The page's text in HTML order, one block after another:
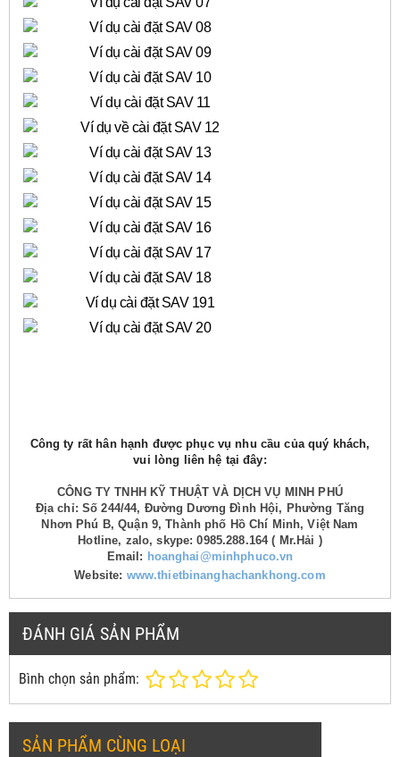
Công ty rất hân hạnh được phục vụ nhu cầu của quý khách,
vui lòng liên hệ tại đây:
CÔNG TY TNHH KỸ THUẬT VÀ DỊCH VỤ MINH PHÚ
Địa chỉ: Số 244/44, Đường Dương Đình Hội, Phường Tăng
Nhơn Phú B, Quận 9, Thành phố Hồ Chí Minh, Việt Nam
Hotline, zalo, skype: 0985.288.164 ( Mr.Hải )
Email: hoanghai@minhphuco.vn
Website: www.thietbinanghachankhong.com
ĐÁNH GIÁ SẢN PHẨM
Bình chọn sản phẩm:
SẢN PHẨM CÙNG LOẠI